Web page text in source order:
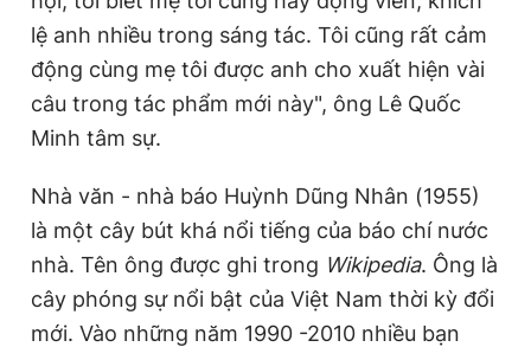
lệ anh nhiều trong sáng tác. Tôi cũng rất cảm
động cùng mẹ tôi được anh cho xuất hiện vài
câu trong tác phẩm mới này", ông Lê Quốc
Minh tâm sự.
Nhà văn - nhà báo Huỳnh Dũng Nhân (1955)
là một cây bút khá nổi tiếng của báo chí nước
nhà. Tên ông được ghi trong Wikipedia. Ông là
cây phóng sự nổi bật của Việt Nam thời kỳ đổi
mới. Vào những năm 1990 -2010 nhiều bạn